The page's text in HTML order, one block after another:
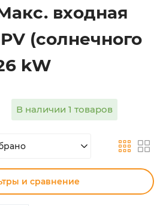
входная
(солнечного
kW
В наличии 1 товаров
и сравнение